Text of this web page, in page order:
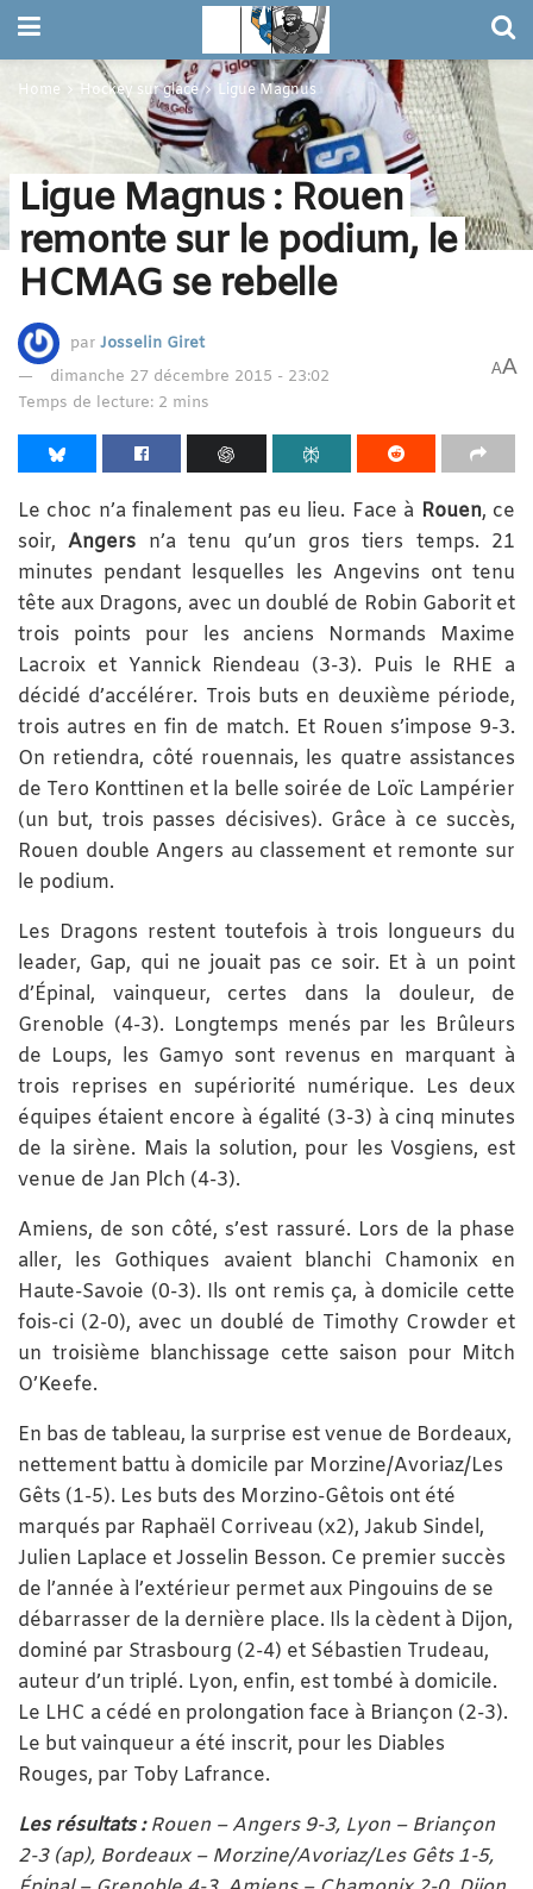
Home Hockey sur glace Ligue Magnus
Ligue Magnus : Rouen
remonte sur le podium, le
HCMAG se rebelle
par Josselin Giret
dimanche 27 décembre 2015 - 23:02
Temps de lecture: 2 mins
AA
Le choc n’a finalement pas eu lieu. Face à Rouen, ce
soir,Angers n’a tenu qu’un gros tiers temps. 21
minutes pendant lesquelles les Angevins ont tenu
tête aux Dragons, avec un doublé de Robin Gaborit et
trois points pour les anciens Normands Maxime
Lacroix et Yannick Riendeau (3-3). Puis le RHE a
décidé d’accélérer. Trois buts en deuxième période,
trois autres en fin de match. Et Rouen s’impose 9-3.
On retiendra, côté rouennais, les quatre assistances
de Tero Konttinen et la belle soirée de Loïc Lampérier
(un but, trois passes décisives). Grâce à ce succès,
Rouen double Angers au classement et remonte sur
le podium.
Les Dragons restent toutefois à trois longueurs du
leader, Gap, qui ne jouait pas ce soir. Et à un point
d’Épinal, vainqueur, certes dans la douleur, de
Grenoble (4-3). Longtemps menés par les Brûleurs
de Loups, les Gamyo sont revenus en marquant à
trois reprises en supériorité numérique. Les deux
équipes étaient encore à égalité (3-3) à cinq minutes
de la sirène. Mais la solution, pour les Vosgiens, est
venue de Jan Plch (4-3).
Amiens, de son côté, s’est rassuré. Lors de la phase
aller, les Gothiques avaient blanchi Chamonix en
Haute-Savoie (0-3). Ils ont remis ça, à domicile cette
fois-ci (2-0), avec un doublé de Timothy Crowder et
un troisième blanchissage cette saison pour Mitch
O’Keefe.
En bas de tableau, la surprise est venue de Bordeaux,
nettement battu à domicile par Morzine/Avoriaz/Les
Gêts (1-5). Les buts des Morzino-Gêtois ont été
marqués par Raphaël Corriveau (x2), Jakub Sindel,
Julien Laplace et Josselin Besson. Ce premier succès
de l’année à l’extérieur permet aux Pingouins de se
débarrasser de la dernière place. Ils la cèdent à Dijon,
dominé par Strasbourg (2-4) et Sébastien Trudeau,
auteur d’un triplé. Lyon, enfin, est tombé à domicile.
Le LHC a cédé en prolongation face à Briançon (2-3).
Le but vainqueur a été inscrit, pour les Diables
Rouges, par Toby Lafrance.
Les résultats :Rouen – Angers 9-3, Lyon – Briançon
2-3 (ap), Bordeaux – Morzine/Avoriaz/Les Gêts 1-5,